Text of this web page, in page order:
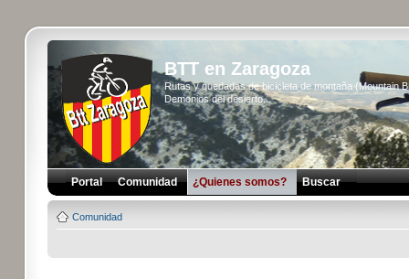
BTT en Zaragoza
Rutas y quedadas de bicicleta de montaña (Mountain
Demonios del desierto...
Portal Comunidad ¿Quienes somos? Buscar
Comunidad